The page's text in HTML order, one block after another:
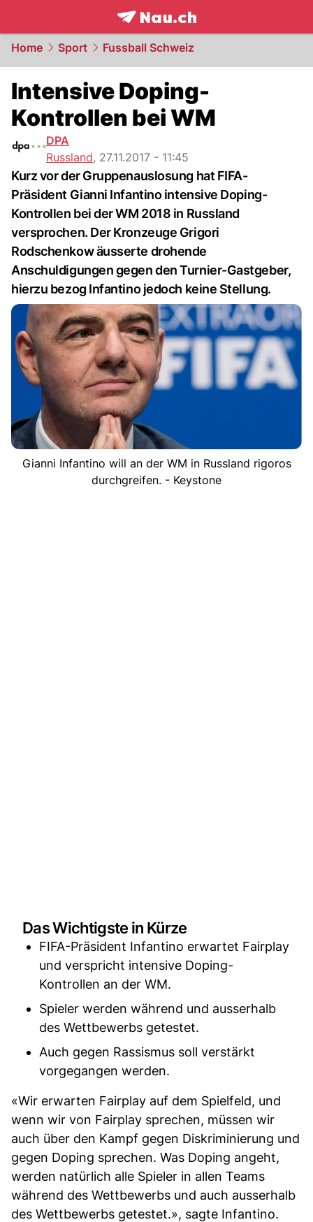
frontpage.NAU.ch
Home Sport Fussball Schweiz
Intensive Doping-
Kontrollen bei WM
DPA
Russland, 27.11.2017 - 11:45
Kurz vor der Gruppenauslosung hat FIFA-
Präsident Gianni Infantino intensive Doping-
Kontrollen bei der WM 2018 in Russland
versprochen. Der Kronzeuge Grigori
Rodschenkow äusserte drohende
Anschuldigungen gegen den Turnier-Gastgeber,
hierzu bezog Infantino jedoch keine Stellung.
Gianni Infantino will an der WM in Russland rigoros
durchgreifen. - Keystone
Das Wichtigste in Kürze
FIFA-Präsident Infantino erwartet Fairplay
und verspricht intensive Doping-
Kontrollen an der WM.
Spieler werden während und ausserhalb
des Wettbewerbs getestet.
Auch gegen Rassismus soll verstärkt
vorgegangen werden.
«Wir erwarten Fairplay auf dem Spielfeld, und
wenn wir von Fairplay sprechen, müssen wir
auch über den Kampf gegen Diskriminierung und
gegen Doping sprechen. Was Doping angeht,
werden natürlich alle Spieler in allen Teams
während des Wettbewerbs und auch ausserhalb
des Wettbewerbs getestet.», sagte Infantino.